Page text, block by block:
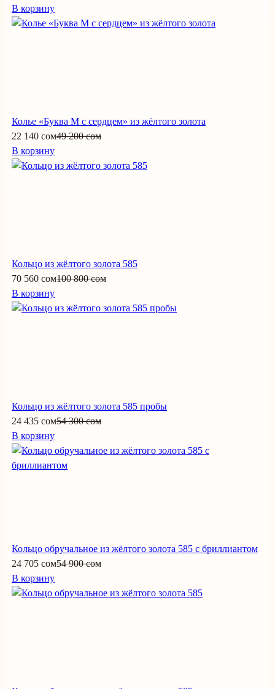
В корзину
Колье «Буква М с сердцем» из жёлтого золота
22 140 сом49 200 сом
В корзину
Кольцо из жёлтого золота 585
70 560 сом100 800 сом
В корзину
Кольцо из жёлтого золота 585 пробы
24 435 сом54 300 сом
В корзину
Кольцо обручальное из жёлтого золота 585 с бриллиантом
24 705 сом54 900 сом
В корзину